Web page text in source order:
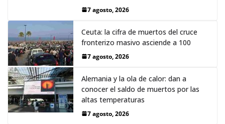
7 agosto, 2026
Ceuta: la cifra de muertos del cruce
fronterizo masivo asciende a 100
7 agosto, 2026
Alemania y la ola de calor: dan a
conocer el saldo de muertos por las
altas temperaturas
7 agosto, 2026